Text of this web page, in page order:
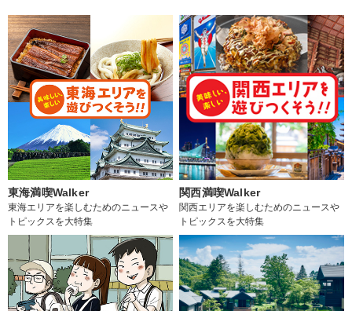
東海満喫Walker
東海エリアを楽しむためのニュースや
トピックスを大特集
関西満喫Walker
関西エリアを楽しむためのニュースや
トピックスを大特集